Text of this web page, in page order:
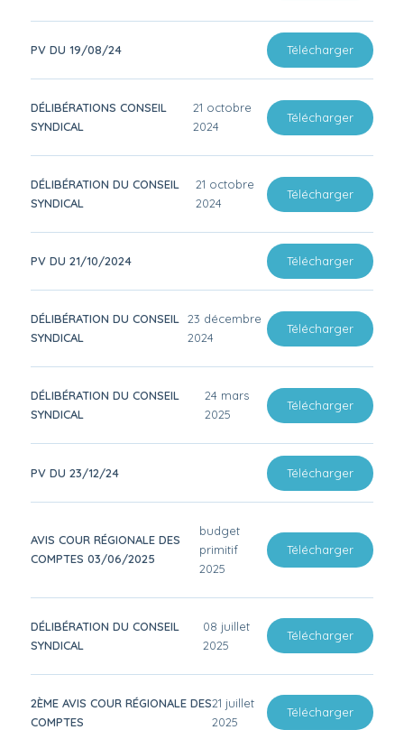
PV DU 19/08/24 Télécharger
DÉLIBÉRATIONS CONSEIL
SYNDICAL
21 octobre
2024
Télécharger
DÉLIBÉRATION DU CONSEIL
SYNDICAL
21 octobre
2024
Télécharger
PV DU 21/10/2024 Télécharger
DÉLIBÉRATION DU CONSEIL
SYNDICAL
23 décembre
2024
Télécharger
DÉLIBÉRATION DU CONSEIL
SYNDICAL
24 mars
2025
Télécharger
PV DU 23/12/24 Télécharger
AVIS COUR RÉGIONALE DES
COMPTES 03/06/2025
budget
primitif
2025
Télécharger
DÉLIBÉRATION DU CONSEIL
SYNDICAL
08 juillet
2025
Télécharger
2ÈME AVIS COUR RÉGIONALE DES
COMPTES
21 juillet
2025
Télécharger